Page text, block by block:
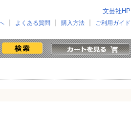
文芸社HP
よくある質問 購入方法 ご利用ガイド